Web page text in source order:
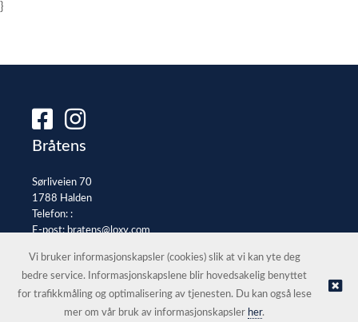
}
Bråtens
Sørliveien 70
1788 Halden
Telefon: :
E-post:bratens@loxy.com
© Bråtens |Nettbutikk levert av Kréatif
Vi bruker informasjonskapsler (cookies) slik at vi kan yte deg
bedre service. Informasjonskapslene blir hovedsakelig benyttet
for trafikkmåling og optimalisering av tjenesten. Du kan også lese
mer om vår bruk av informasjonskapsler her.